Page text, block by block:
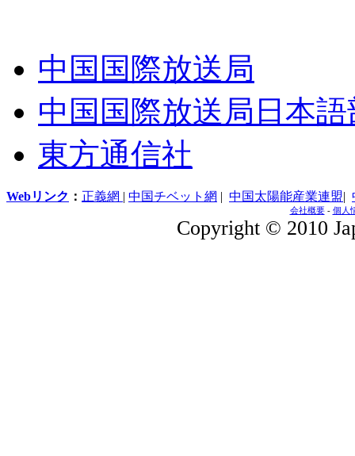
中国国際放送局
中国国際放送局日本語
東方通信社
Webリンク ： 正義網 | 中国チベット網 | 中国太陽能産業連盟|
会社概要- 個人
Copyright © 2010